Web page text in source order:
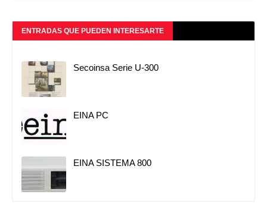
ENTRADAS QUE PUEDEN INTERESARTE
Secoinsa Serie U-300
EINA PC
EINA SISTEMA 800